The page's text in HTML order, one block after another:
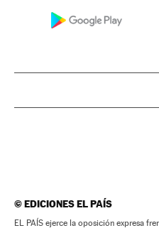
©EDICIONES EL PAÍS
EL PAÍS ejerce la oposición expresa